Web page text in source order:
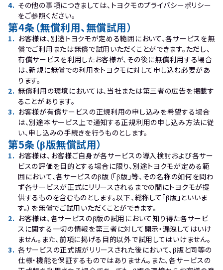
4. その他の事項につきましては、トヨクモのプライバシーポリシー
をご参照ください。
第4条（無償利用、無償試用）
1. お客様は、別途トヨクモが定める範囲において、各サービスを無
償でご利用または無償で試用いただくことができます。ただし、
有償サービスを利用したお客様が、その後に無償利用する場合
は、新規に無償での利用をトヨクモに対して申し込む必要があ
ります。
2. 無償利用の環境においては、当社または第三者の広告を掲載す
ることがあります。
3. お客様が有償サービスの正規利用の申し込みを希望する場合
は、別途本サービス上で通知する正規利用の申し込み方法に従
い、申し込みの手続きを行うものとします。
第5条（β版無償試用）
1. お客様は、お客様ご自身が各サービスの導入検討および各サー
ビスの評価を目的とする場合に限り、別途トヨクモが定める範
囲において、各サービスのβ版（「β版」等、その名称の如何を問わ
ず各サービスが正式にリリースされるまでの間にトヨクモが提
供するものを含むものとします。以下、総称して「β版」といいま
す。）を無償でご試用いただくことができます。
2. お客様は、各サービスのβ版の試用において知り得た各サービ
スに関する一切の情報を第三者に対して開示・漏洩してはいけ
ません。また、前項に掲げる目的以外で試用してはいけません。
3. 各サービスの正式版がリリースされた後において、β版と同等の
仕様・機能を保証するものではありません。また、各サービスの